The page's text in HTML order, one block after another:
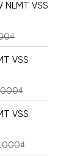
VSS
₫
VSS
₫
VSS
₫